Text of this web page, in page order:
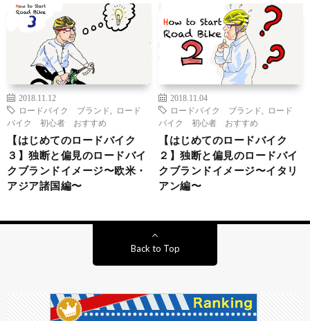
2018.11.12
ロードバイク ブランド
ロード
バイク 初心者 おすすめ
【はじめてのロードバイク
３】独断と偏見のロードバイ
クブランドイメージ〜欧米・
アジア諸国編〜
2018.11.04
ロードバイク ブランド
ロード
バイク 初心者 おすすめ
【はじめてのロードバイク
２】独断と偏見のロードバイ
クブランドイメージ〜イタリ
アン編〜
Back to Top